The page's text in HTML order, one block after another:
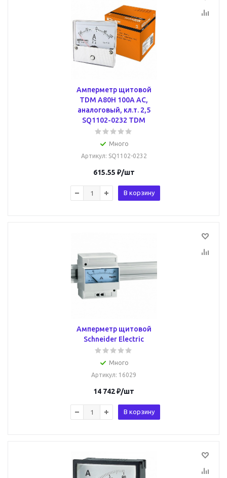
Амперметр щитовой
TDM А80Н 100А AC,
аналоговый, кл.т. 2,5
SQ1102-0232 TDM
Много
Артикул: SQ1102-0232
615.55 ₽/шт
В корзину
Амперметр щитовой
Schneider Electric
Много
Артикул: 16029
14 742₽/шт
В корзину